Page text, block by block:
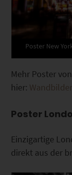
Poster New
Mehr Poster
hier:
Poster
Einzigartige
direkt aus der